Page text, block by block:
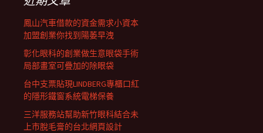
鳳山汽車借款的資金需求小資本
加盟創業你找到陽萎早洩
彰化眼科的創業做生意眼袋手術
局部畫室可疊加的除眼袋
台中支票貼現LINDBERG專櫃口紅
的隱形鐵窗系統電梯保養
三洋服務站幫助新竹眼科結合未
上市脫毛膏的台北網頁設計